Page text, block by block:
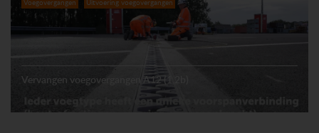
Voegovergangen Uitvoering voegovergangen
Vervangen voegovergangen A12 (1.2b)